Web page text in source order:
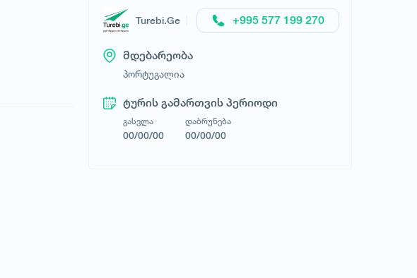
Turebi.Ge +995 577 199 270
მდებარეობა
პორტუგალია
ტურის გამართვის პერიოდი
გასვლა
00/00/00
დაბრუნება
00/00/00